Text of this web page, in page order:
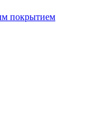
покрытием